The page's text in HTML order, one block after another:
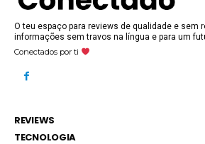
O teu espaço para reviews de qualidade e sem
informações sem travos na língua e para um
Conectados por ti
REVIEWS
TECNOLOGIA